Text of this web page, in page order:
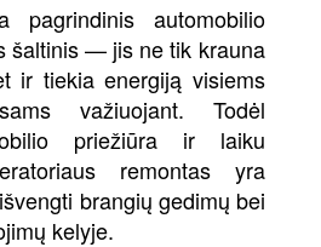
pagrindinis automobilio
šaltinis — jis ne tik krauna
ir tiekia energiją visiems
važiuojant. Todėl
priežiūra ir laiku
remontas yra
brangių gedimų bei
kelyje.